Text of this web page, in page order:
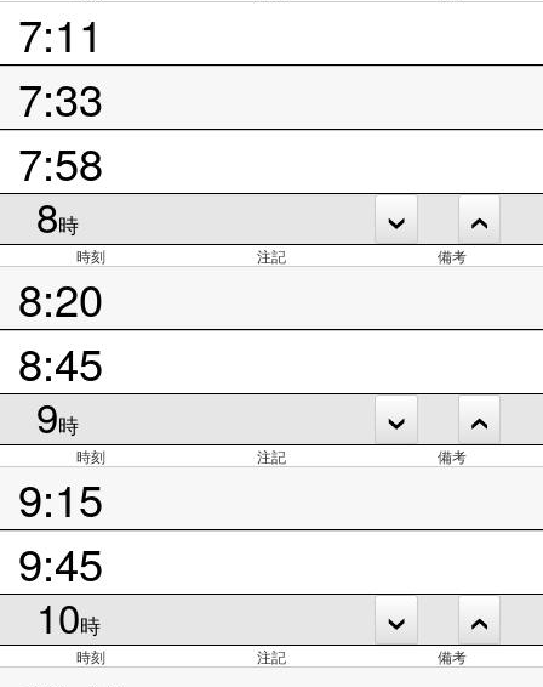
7:11
7:33
7:58
8時
時刻 注記 備考
8:20
8:45
9時
時刻 注記 備考
9:15
9:45
10時
時刻 注記 備考